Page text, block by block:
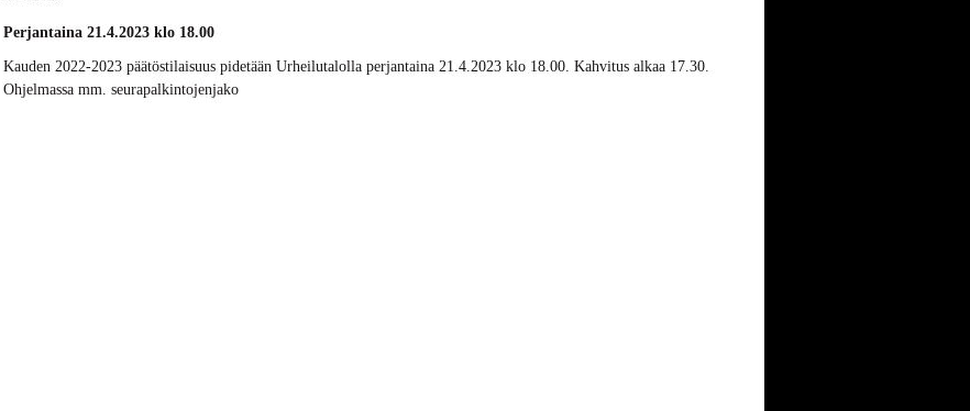
Perjantaina 21.4.2023 klo 18.00
Kauden 2022-2023 päätöstilaisuus pidetään Urheilutalolla perjantaina 21.4.2023 klo 18.00. Kahvitus alkaa 17.30.
Ohjelmassa mm. seurapalkintojenjako